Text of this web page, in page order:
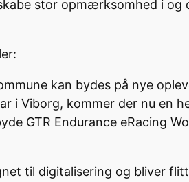
stor opmærksomhed i
kan bydes på nye
i Viborg, kommer der nu
GTR Endurance eRacing
til digitalisering og bliver